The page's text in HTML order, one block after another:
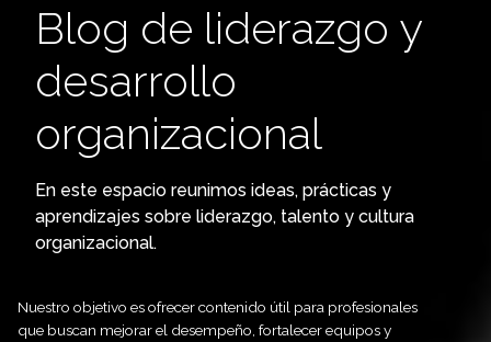
Blog de liderazgo y
desarrollo
organizacional
En este espacio reunimos ideas, prácticas y
aprendizajes sobre liderazgo, talento y cultura
organizacional.
Nuestro objetivo es ofrecer contenido útil para profesionales
que buscan mejorar el desempeño, fortalecer equipos y